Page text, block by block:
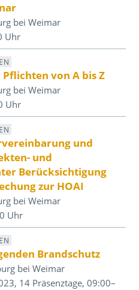
bei Weimar
Uhr
von A bis Z
bei Weimar
Uhr
und
und
Berücksichtigung
zur HOAI
bei Weimar
Uhr
Brandschutz
bei Weimar
14 Präsenztage, 09:00–